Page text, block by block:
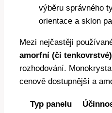
výběru správného
orientace a sklon
Mezi nejčastěji
amorfní (či
rozhodování.
cenově dostupnější a
Typ panelu